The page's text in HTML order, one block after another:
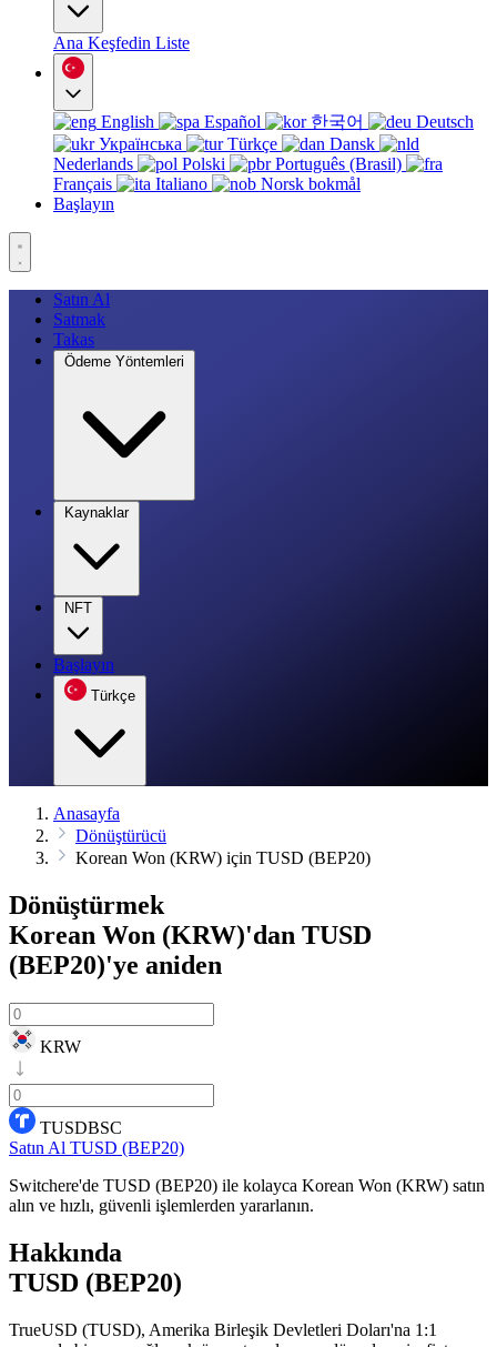
Ana Keşfedin Liste
English Español 한국어
Deutsch
Українська
Türkçe
Dansk
Nederlands
Polski
Português (Brasil)
Français
Italiano
Norsk bokmål
Başlayın
Satın Al
Satmak
Takas
Ödeme Yöntemleri
Kaynaklar
NFT
Başlayın
Türkçe
Anasayfa
Dönüştürücü
Korean Won (KRW) için TUSD (BEP20)
Dönüştürmek
Korean Won (KRW)'dan TUSD
(BEP20)'ye aniden
KRW
TUSDBSC
Satın Al TUSD (BEP20)
Switchere'de TUSD (BEP20) ile kolayca Korean Won (KRW) satın
alın ve hızlı, güvenli işlemlerden yararlanın.
Hakkında
TUSD (BEP20)
TrueUSD (TUSD), Amerika Birleşik Devletleri Doları'na 1:1